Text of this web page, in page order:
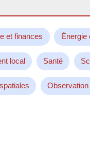
et finances Énergie
local Santé